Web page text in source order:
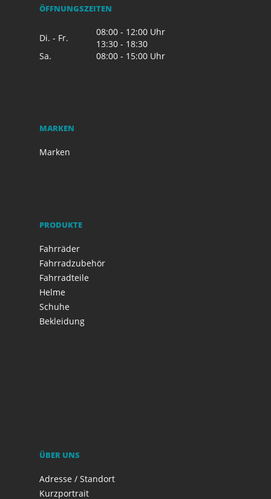
ÖFFNUNGSZEITEN
Di. - Fr.
08:00 - 12:00 Uhr
13:30 - 18:30
Sa.
08:00 - 15:00 Uhr
MARKEN
Marken
PRODUKTE
Fahrräder
Fahrradzubehör
Fahrradteile
Helme
Schuhe
Bekleidung
ÜBER UNS
Adresse / Standort
Kurzportrait